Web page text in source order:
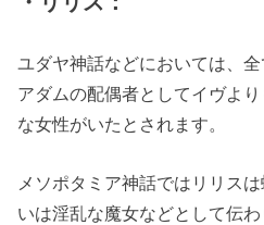
ユダヤ神話などにおいては、
アダムの配偶者としてイヴよ
な女性がいたとされます。
メソポタミア神話ではリリス
いは淫乱な魔女などとして伝